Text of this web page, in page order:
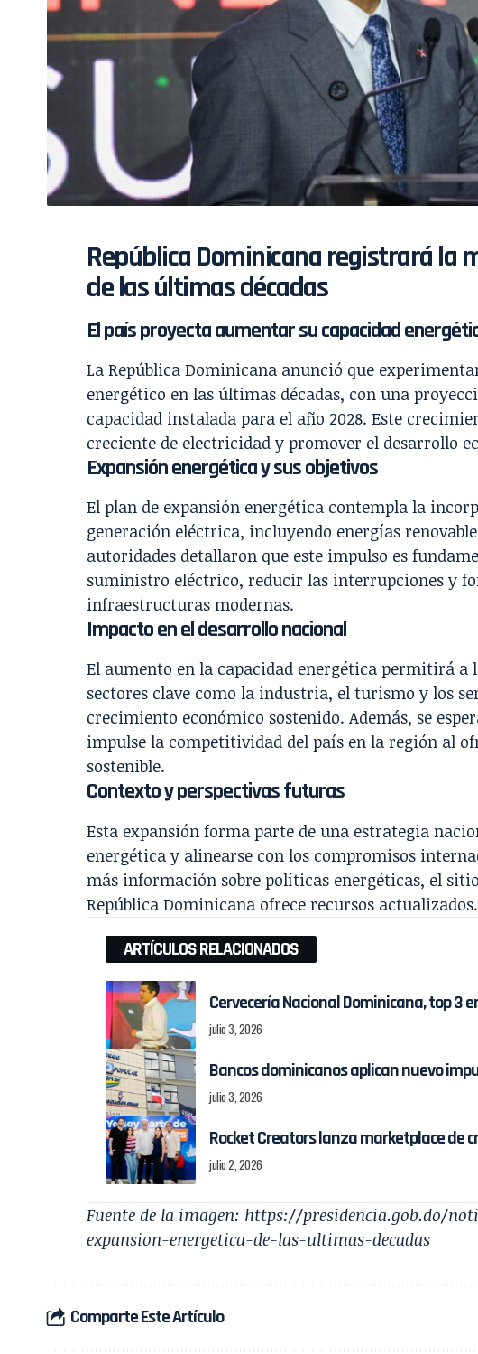
República Dominicana registrará la
de las últimas décadas
El país proyecta aumentar su capacidad
La República Dominicana anunció que
energético en las últimas décadas, con una
capacidad instalada para el año 2028. Este
creciente de electricidad y promover el desarrollo
Expansión energética y sus objetivos
El plan de expansión energética contempla la
generación eléctrica, incluyendo energías
autoridades detallaron que este impulso es
suministro eléctrico, reducir las interrupciones y
infraestructuras modernas.
Impacto en el desarrollo nacional
El aumento en la capacidad energética permitirá a
sectores clave como la industria, el turismo y los
crecimiento económico sostenido. Además, se
impulse la competitividad del país en la región al
sostenible.
Contexto y perspectivas futuras
Esta expansión forma parte de una estrategia
energética y alinearse con los compromisos
más información sobre políticas energéticas, el
República Dominicana ofrece recursos actualizados.
ARTÍCULOS RELACIONADOS
Cervecería Nacional Dominicana, top 3
julio 3, 2026
Bancos dominicanos aplican nuevo
julio 3, 2026
Rocket Creators lanza marketplace de
julio 2, 2026
Fuente de la imagen: https://presidencia.gob.do/
expansion-energetica-de-las-ultimas-decadas
Comparte Este Artículo